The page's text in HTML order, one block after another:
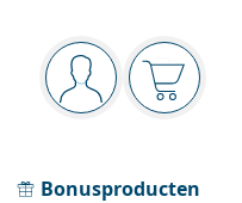
Navigatie
Je bent ingelogd
Jouw
Bonusproducten